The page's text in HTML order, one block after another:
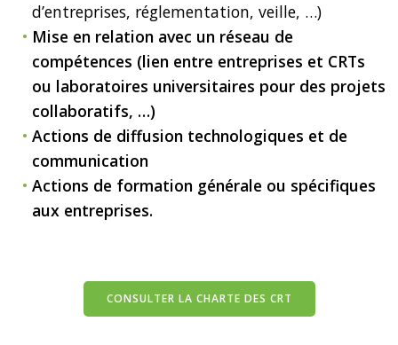
d’entreprises, réglementation, veille, …)
Mise en relation avec un réseau de
compétences (lien entre entreprises et CRTs
ou laboratoires universitaires pour des projets
collaboratifs, …)
Actions de diffusion technologiques et de
communication
Actions de formation générale ou spécifiques
aux entreprises.
CONSULTER LA CHARTE DES CRT